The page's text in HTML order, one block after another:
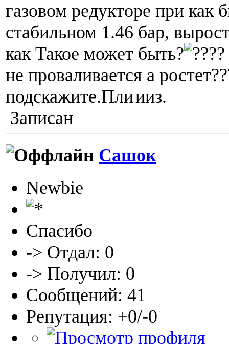
газовом редукторе при как
стабильном 1.46 бар,
как Такое может быть?
не проваливается а
подскажите.Плиииз.
Записан
Сашок
Newbie
Спасибо
-> Отдал: 0
-> Получил: 0
Сообщений: 41
Репутация: +0/-0